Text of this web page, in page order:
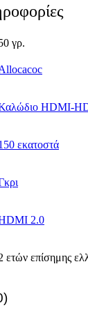
γρ.
HDMI-
εκατοστά
2.0
ετών επίσημης